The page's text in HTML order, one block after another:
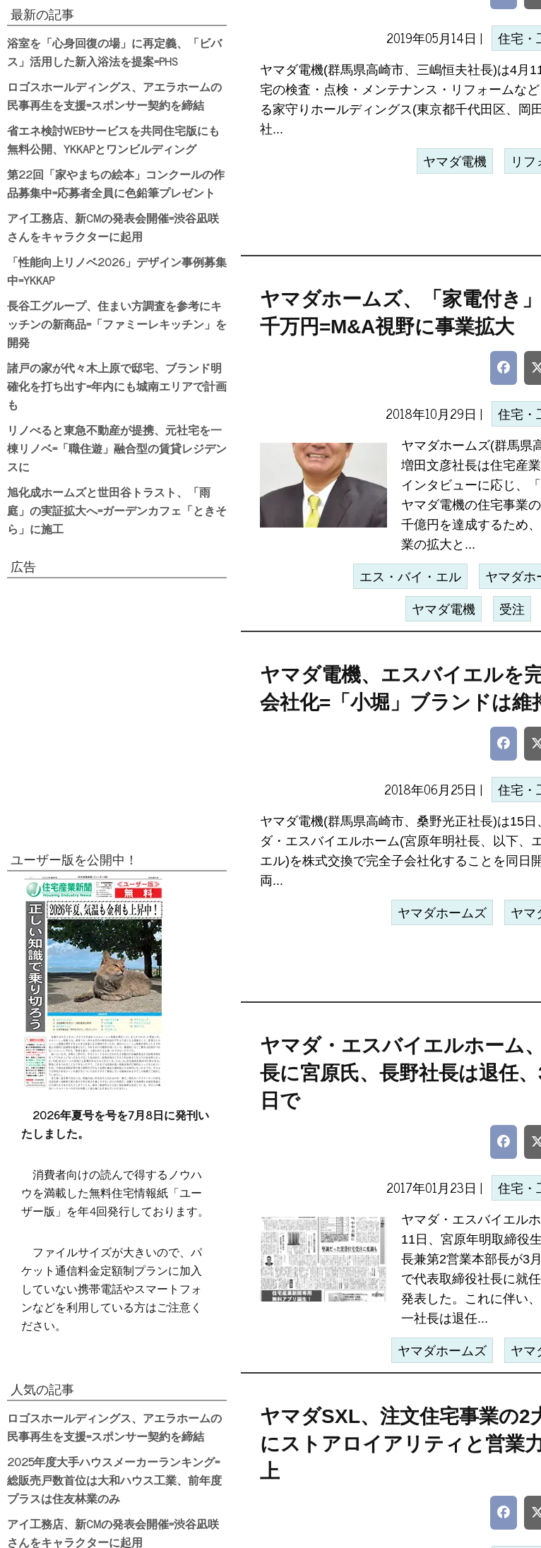
2019年05月14日 | 住宅・
ヤマダ電機(群馬県高崎市、三嶋恒夫社長)は4月
宅の検査・点検・メンテナンス・リフォームな
る家守りホールディングス(東京都千代田区、岡
社...
ヤマダ電機 リフ
ヤマダホームズ、「家電付き
千万円=M&A視野に事業拡大
2018年10月29日 | 住宅・
ヤマダホームズ(群馬県
増田文彦社長は住宅産
インタビューに応じ、
ヤマダ電機の住宅事業
千億円を達成するため
業の拡大と...
エス・バイ・エル ヤマダホ
ヤマダ電機 受注
ヤマダ電機、エスバイエルを
会社化=「小堀」ブランドは維
2018年06月25日 | 住宅・
ヤマダ電機(群馬県高崎市、桑野光正社長)は15日
ダ・エスバイエルホーム(宮原年明社長、以下、
エル)を株式交換で完全子会社化することを同日
両...
ヤマダホームズ ヤマ
ヤマダ・エスバイエルホーム
長に宮原氏、長野社長は退任
日で
2017年01月23日 | 住宅・
ヤマダ・エスバイエル
11日、宮原年明取締役
長兼第2営業本部長が3
で代表取締役社長に就
発表した。これに伴い
一社長は退任...
ヤマダホームズ ヤマ
ヤマダSXL、注文住宅事業の2
にストアロイアリティと営業
上
最新の記事
浴室を「心身回復の場」に再定義、「ビバ
ス」活用した新入浴法を提案=PHS
ロゴスホールディングス、アエラホームの
民事再生を支援=スポンサー契約を締結
省エネ検討WEBサービスを共同住宅版にも
無料公開、YKKAPとワンビルディング
第22回「家やまちの絵本」コンクールの作
品募集中=応募者全員に色鉛筆プレゼント
アイ工務店、新CMの発表会開催=渋谷凪咲
さんをキャラクターに起用
「性能向上リノベ2026」デザイン事例募集
中=YKKAP
長谷工グループ、住まい方調査を参考にキ
ッチンの新商品=「ファミーレキッチン」を
開発
諸戸の家が代々木上原で邸宅、ブランド明
確化を打ち出す=年内にも城南エリアで計画
も
リノべると東急不動産が提携、元社宅を一
棟リノベ=「職住遊」融合型の賃貸レジデン
スに
旭化成ホームズと世田谷トラスト、「雨
庭」の実証拡大へ=ガーデンカフェ「ときそ
ら」に施工
広告
ユーザー版を公開中！
2026年夏号を号を7月8日に発刊い
たしました。
消費者向けの読んで得するノウハ
ウを満載した無料住宅情報紙「ユー
ザー版」を年4回発行しております。
ファイルサイズが大きいので、パ
ケット通信料金定額制プランに加入
していない携帯電話やスマートフォ
ンなどを利用している方はご注意く
ださい。
人気の記事
ロゴスホールディングス、アエラホームの
民事再生を支援=スポンサー契約を締結
2025年度大手ハウスメーカーランキング=
総販売戸数首位は大和ハウス工業、前年度
プラスは住友林業のみ
アイ工務店、新CMの発表会開催=渋谷凪咲
さんをキャラクターに起用